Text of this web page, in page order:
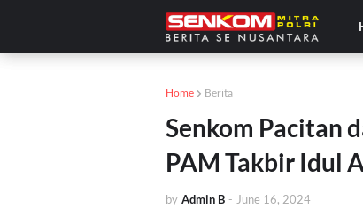
Home Berita
Senkom Pacitan
PAM Takbir Idul
by Admin B - June 16, 2024